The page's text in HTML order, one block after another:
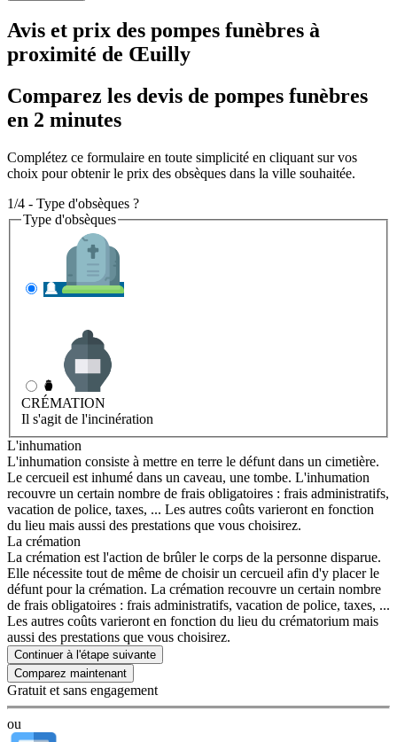
Avis et prix des pompes funèbres à
proximité de Œuilly
Comparez les devis de pompes funèbres
en 2 minutes
Complétez ce formulaire en toute simplicité en cliquant sur vos
choix pour obtenir le prix des obsèques dans la ville souhaitée.
1/4 - Type d'obsèques ?
Type d'obsèques
CRÉMATION
Il s'agit de l'incinération
L'inhumation
L'inhumation consiste à mettre en terre le défunt dans un cimetière.
Le cercueil est inhumé dans un caveau, une tombe. L'inhumation
recouvre un certain nombre de frais obligatoires : frais administratifs,
vacation de police, taxes, ... Les autres coûts varieront en fonction
du lieu mais aussi des prestations que vous choisirez.
La crémation
La crémation est l'action de brûler le corps de la personne disparue.
Elle nécessite tout de même de choisir un cercueil afin d'y placer le
défunt pour la crémation. La crémation recouvre un certain nombre
de frais obligatoires : frais administratifs, vacation de police, taxes, ...
Les autres coûts varieront en fonction du lieu du crématorium mais
aussi des prestations que vous choisirez.
Continuer à l'étape suivante
Gratuit et sans engagement
ou